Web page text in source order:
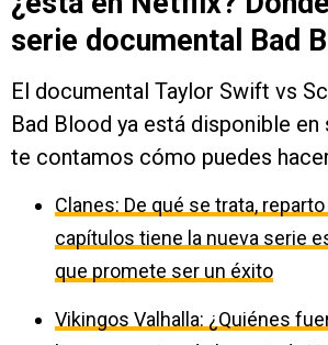
serie documental Bad
El documental Taylor Swift vs
Bad Blood ya está disponible en
te contamos cómo puedes
Clanes: De qué se trata,
capítulos tiene la nueva serie
que promete ser un éxito
Vikingos Valhalla: ¿Quiénes